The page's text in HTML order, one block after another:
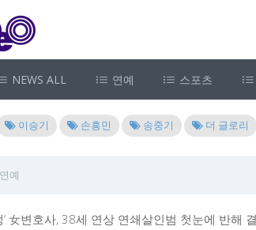
NEWS ALL 연예 스포츠
이승기 손흥민 송중기 더 글로리
연예
’ 女변호사, 38세 연상 연쇄살인범 첫눈에 반해 결